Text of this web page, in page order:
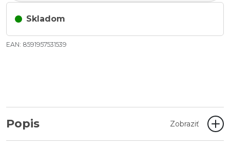
Skladom
EAN: 8591957531539
Popis Zobraziť